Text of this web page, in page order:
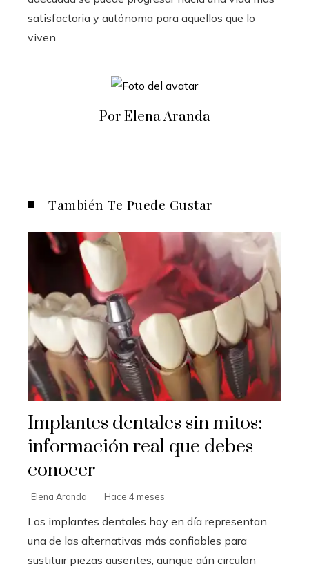
satisfactoria y autónoma para aquellos que lo
viven.
Por Elena Aranda
También Te Puede Gustar
Implantes dentales sin mitos:
información real que debes
conocer
Elena Aranda Hace 4 meses
Los implantes dentales hoy en día representan
una de las alternativas más confiables para
sustituir piezas ausentes, aunque aún circulan